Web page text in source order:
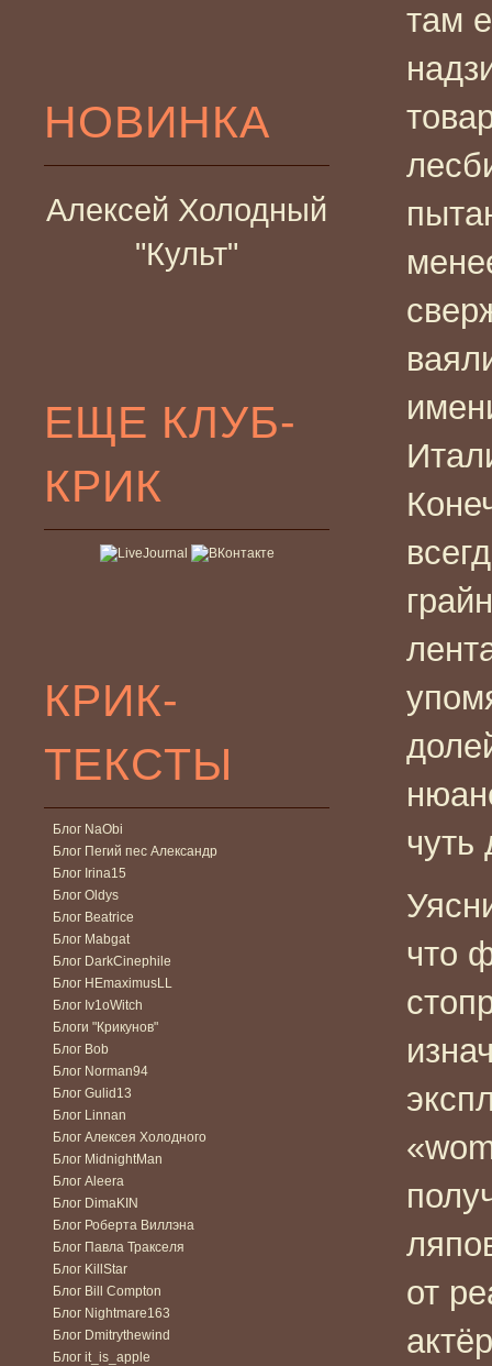
НОВИНКА
Алексей Холодный
"Культ"
ЕЩЕ КЛУБ-
КРИК
КРИК-
ТЕКСТЫ
Блог NaObi
Блог Пегий пес Александр
Блог Irina15
Блог Oldys
Блог Beatrice
Блог Mabgat
Блог DarkCinephile
Блог HEmaximusLL
Блог Iv1oWitch
Блоги "Крикунов"
Блог Bob
Блог Norman94
Блог Gulid13
Блог Linnan
Блог Алексея Холодного
Блог MidnightMan
Блог Aleera
Блог DimaKIN
Блог Роберта Виллэна
Блог Павла Тракселя
Блог KillStar
Блог Bill Compton
Блог Nightmare163
Блог Dmitrythewind
Блог it_is_apple
там
чуть
что
от